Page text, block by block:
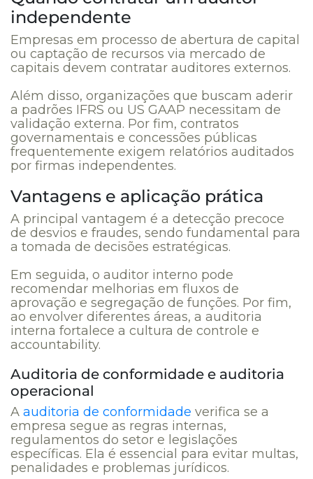
independente
Empresas em processo de abertura de capital
ou captação de recursos via mercado de
capitais devem contratar auditores externos.
Além disso, organizações que buscam aderir
a padrões IFRS ou US GAAP necessitam de
validação externa. Por fim, contratos
governamentais e concessões públicas
frequentemente exigem relatórios auditados
por firmas independentes.
Vantagens e aplicação prática
A principal vantagem é a detecção precoce
de desvios e fraudes, sendo fundamental para
a tomada de decisões estratégicas.
Em seguida, o auditor interno pode
recomendar melhorias em fluxos de
aprovação e segregação de funções. Por fim,
ao envolver diferentes áreas, a auditoria
interna fortalece a cultura de controle e
accountability.
Auditoria de conformidade e auditoria
operacional
A auditoria de conformidade verifica se a
empresa segue as regras internas,
regulamentos do setor e legislações
específicas. Ela é essencial para evitar multas,
penalidades e problemas jurídicos.